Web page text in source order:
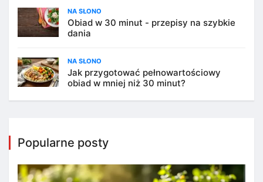
NA SŁONO
Obiad w 30 minut - przepisy na szybkie
dania
NA SŁONO
Jak przygotować pełnowartościowy
obiad w mniej niż 30 minut?
Popularne posty